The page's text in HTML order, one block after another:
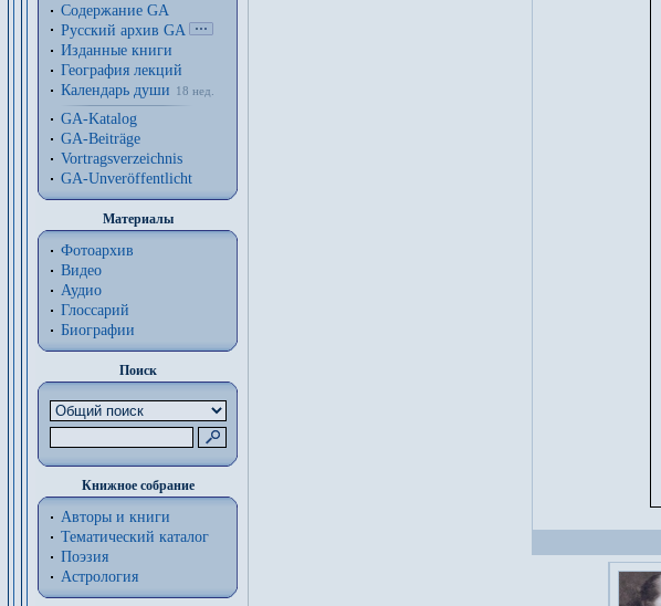
Содержание GA
Русский архив GA
Изданные книги
География лекций
Календарь души
18 нед.
GA-Katalog
GA-Beiträge
Vortragsverzeichnis
GA-Unveröffentlicht
Материалы
Фотоархив
Видео
Аудио
Глоссарий
Биографии
Поиск
Книжное собрание
Авторы и книги
Тематический каталог
Поэзия
Астрология